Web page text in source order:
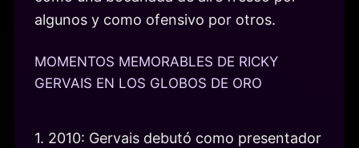
algunos y como ofensivo por otros.
MOMENTOS MEMORABLES DE RICKY
GERVAIS EN LOS GLOBOS DE ORO
1. 2010: Gervais debutó como presentador